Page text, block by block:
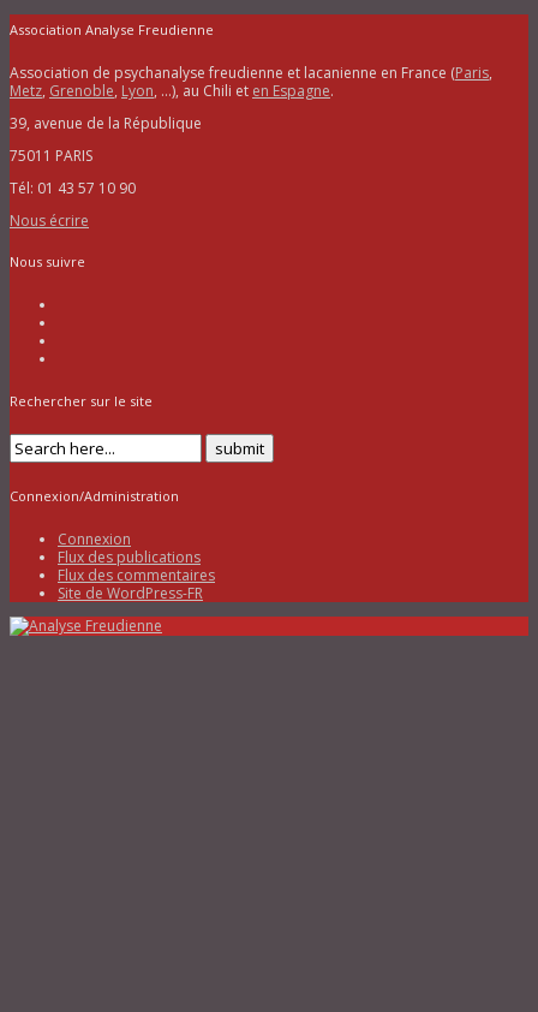
Association Analyse Freudienne
Association de psychanalyse freudienne et lacanienne en France (Paris,
Metz, Grenoble, Lyon, …), au Chili et en Espagne.
39, avenue de la République
75011 PARIS
Tél: 01 43 57 10 90
Nous écrire
Nous suivre
Rechercher sur le site
Connexion/Administration
Connexion
Flux des publications
Flux des commentaires
Site de WordPress-FR